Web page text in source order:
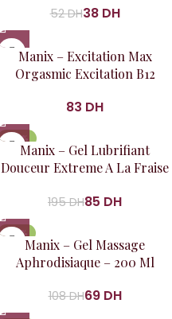
52DH38 DH
Manix – Excitation Max
Orgasmic Excitation B12
DH
-56%
Manix – Gel Lubrifiant
Douceur Extreme A La Fraise
195DH85 DH
-36%
Manix – Gel Massage
Aphrodisiaque – 200 Ml
108DH69 DH